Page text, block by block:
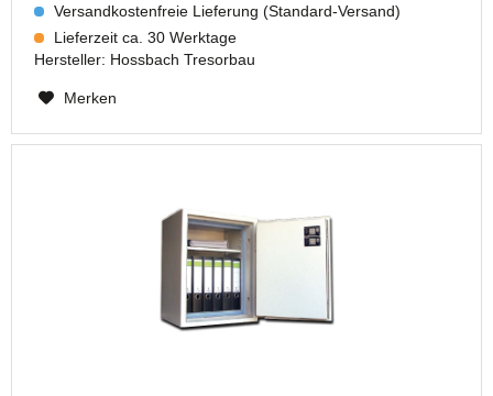
Versandkostenfreie Lieferung (Standard-Versand)
Lieferzeit ca. 30 Werktage
Hersteller: Hossbach Tresorbau
Merken